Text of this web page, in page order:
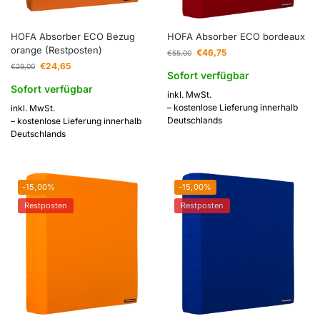
HOFA Absorber ECO Bezug
orange (Restposten)
€29,00 €24,65
Sofort verfügbar
inkl. MwSt.
– kostenlose Lieferung innerhalb
Deutschlands
HOFA Absorber ECO bordeaux
€55,00 €46,75
Sofort verfügbar
inkl. MwSt.
– kostenlose Lieferung innerhalb
Deutschlands
-15,00%
Restposten
-15,00%
Restposten